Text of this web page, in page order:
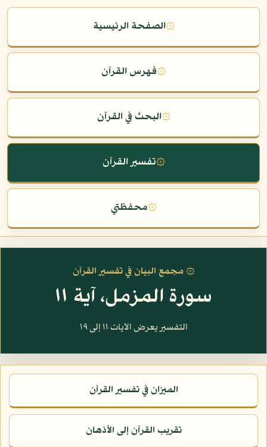
۞الصفحة الرئيسية
۞فهرس القرآن
۞البحث في القرآن
۞تفسير القرآن
۞محفظتي
۞ مجمع البيان في تفسير القرآن
سورة المزمل، آية ١١
التفسير يعرض الآيات ١١ إلى ١٩
الميزان في تفسير القرآن
تقريب القرآن إلى الأذهان